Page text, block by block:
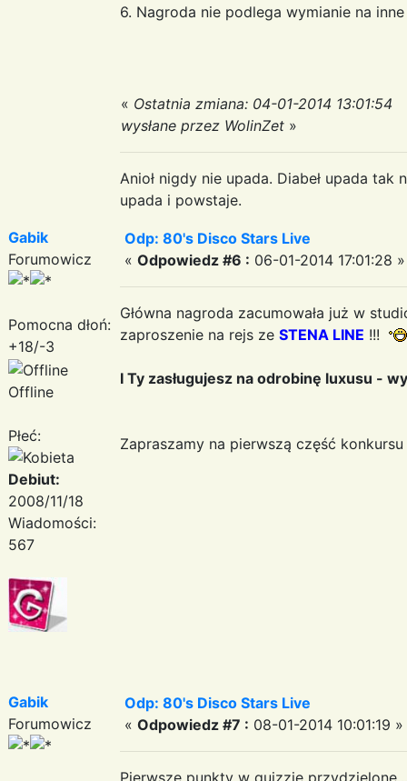
6. Nagroda nie podlega wymianie na
« Ostatnia zmiana: 04-01-2014 13:01:54
wysłane przez WolinZet »
Anioł nigdy nie upada. Diabeł upada
upada i powstaje.
Gabik
Forumowicz
Pomocna dłoń:
+18/-3
Offline
Płeć:
Debiut:
2008/11/18
Wiadomości:
567
Odp: 80's Disco Stars Live
« Odpowiedz #6 : 06-01-2014 17:01:28 »
Główna nagroda zacumowała już w
zaproszenie na rejs ze STENA LINE !!!
I Ty zasługujesz na odrobinę luxusu -
Zapraszamy na pierwszą część
Gabik
Forumowicz
Odp: 80's Disco Stars Live
« Odpowiedz #7 : 08-01-2014 10:01:19 »
Pierwsze punkty w quizzie